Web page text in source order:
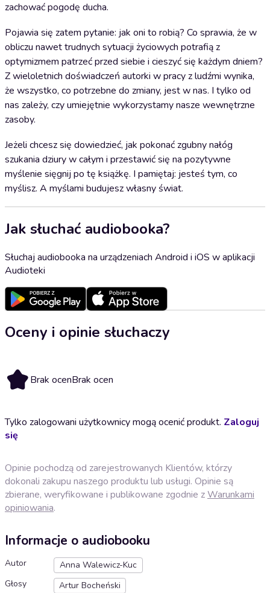
zachować pogodę ducha.
Pojawia się zatem pytanie: jak oni to robią? Co sprawia, że w
obliczu nawet trudnych sytuacji życiowych potrafią z
optymizmem patrzeć przed siebie i cieszyć się każdym dniem?
Z wieloletnich doświadczeń autorki w pracy z ludźmi wynika,
że wszystko, co potrzebne do zmiany, jest w nas. I tylko od
nas zależy, czy umiejętnie wykorzystamy nasze wewnętrzne
zasoby.
Jeżeli chcesz się dowiedzieć, jak pokonać zgubny nałóg
szukania dziury w całym i przestawić się na pozytywne
myślenie sięgnij po tę książkę. I pamiętaj: jesteś tym, co
myślisz. A myślami budujesz własny świat.
Jak słuchać audiobooka?
Słuchaj audiobooka na urządzeniach Android i iOS w aplikacji
Audioteki
Oceny i opinie słuchaczy
Brak ocenBrak ocen
Tylko zalogowani użytkownicy mogą ocenić produkt. Zaloguj
się
Opinie pochodzą od zarejestrowanych Klientów, którzy
dokonali zakupu naszego produktu lub usługi. Opinie są
zbierane, weryfikowane i publikowane zgodnie zWarunkami
opiniowania.
Informacje o audiobooku
Autor
Anna Walewicz-Kuc
Głosy
Artur Bocheński